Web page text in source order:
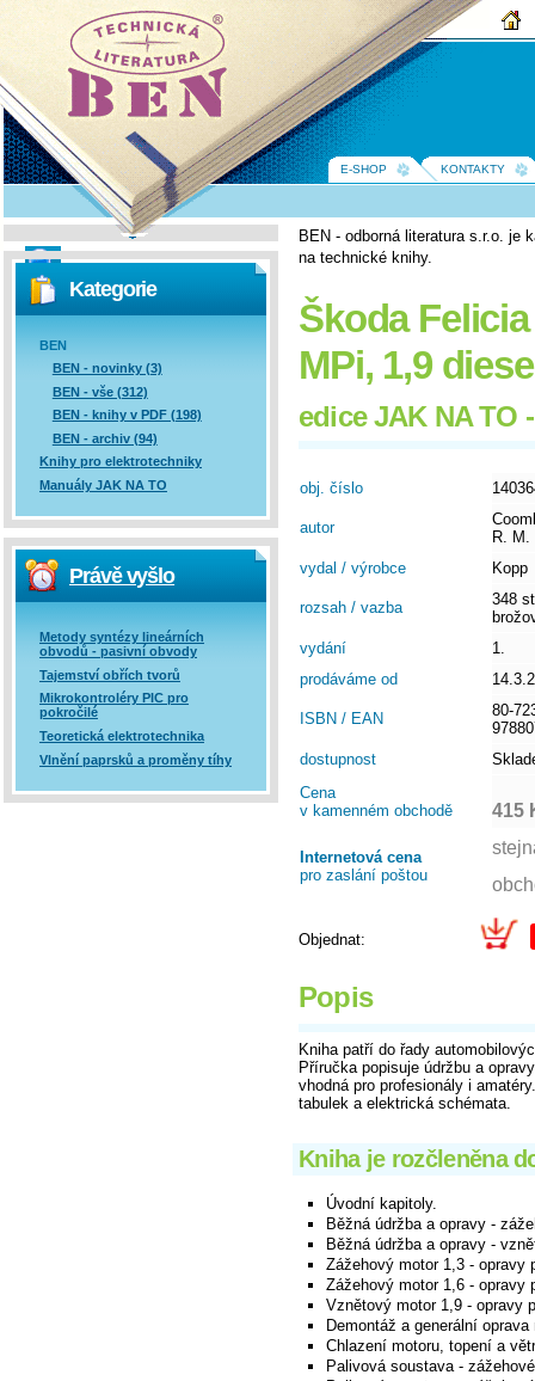
BEN -
technická
literatura
BEN - odborná literatura s.r.o. je
na technické knihy.
Škoda Felicia
MPi, 1,9
edice JAK NA TO
obj. číslo
autor
R. M.
vydal / výrobce
Kopp
rozsah / vazba
348
vydání
1.
prodáváme od
ISBN / EAN
80-
dostupnost
Cena
v kamenném obchodě
415
Internetová cena
pro zaslání poštou
Objednat:
Popis
Kniha patří do řady
Příručka popisuje údržbu a
vhodná pro profesionály i
tabulek a elektrická schémata.
Kniha je rozčleněna
Úvodní kapitoly.
Běžná údržba a opravy -
Běžná údržba a opravy -
Zážehový motor 1,3 - opravy
Zážehový motor 1,6 - opravy
Vznětový motor 1,9 - opravy
Demontáž a generální oprava
Chlazení motoru, topení a
Palivová soustava -
Vyhledávání
Kategorie
BEN
BEN - novinky (3)
BEN - vše (312)
BEN - knihy v PDF (198)
BEN - archiv (94)
Knihy pro elektrotechniky
Manuály JAK NA TO
Právě vyšlo
Metody syntézy lineárních
obvodů - pasivní obvody
Tajemství obřích tvorů
Mikrokontroléry PIC pro
pokročilé
Teoretická elektrotechnika
Vlnění paprsků a proměny tíhy
E-SHOP KONTAKTY